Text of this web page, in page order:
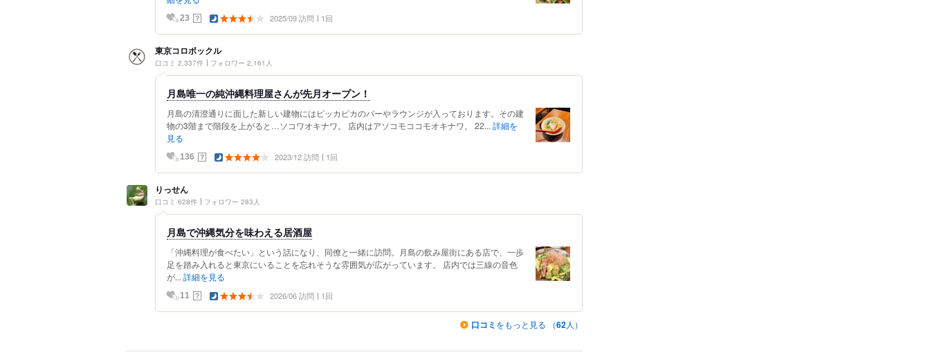
23 ？ 2025/09 訪問 1回
東京コロボックル
口コミ 2,337件 フォロワー 2,161人
月島唯一の純沖縄料理屋さんが先月オープン！
月島の清澄通りに面した新しい建物にはピッカピカのバーやラウンジが入っております。その建
物の3階まで階段を上がると…ソコワオキナワ。 店内はアソコモココモオキナワ。 22... 詳細を
見る
136 ？ 2023/12 訪問 1回
りっせん
口コミ 628件 フォロワー 283人
月島で沖縄気分を味わえる居酒屋
「沖縄料理が食べたい」という話になり、同僚と一緒に訪問。月島の飲み屋街にある店で、一歩
足を踏み入れると東京にいることを忘れそうな雰囲気が広がっています。 店内では三線の音色
が... 詳細を見る
11 ？ 2026/06 訪問 1回
口コミ をもっと見る （62人）